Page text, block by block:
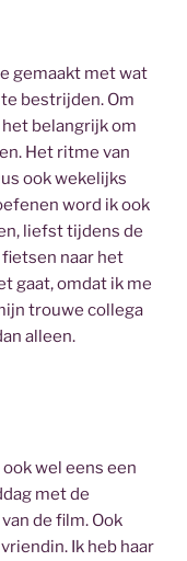
gemaakt met wat
bestrijden. Om
belangrijk om
Het ritme van
ook wekelijks
word ik ook
liefst tijdens de
naar het
gaat, omdat ik me
trouwe collega
alleen.
wel eens een
met de
de film. Ook
Ik heb haar